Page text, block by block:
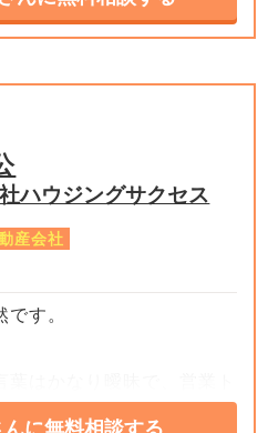
てくれた」と思っていた物
な、損をしたような気持ち
「最初は未公開だった
で公開に切り替わる」とい
す。ただし、単に気を引
使われてしまうことがあ
側面です。
ハウジングサクセス
産会社
す。
はかなり曖昧で、営業ト
多い
に無料相談する